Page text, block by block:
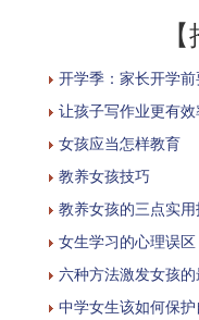
开学季：家长开学
让孩子写作业更有
女孩应当怎样教育
教养女孩技巧
教养女孩的三点实
女生学习的心理误区
六种方法激发女孩
中学女生该如何保护